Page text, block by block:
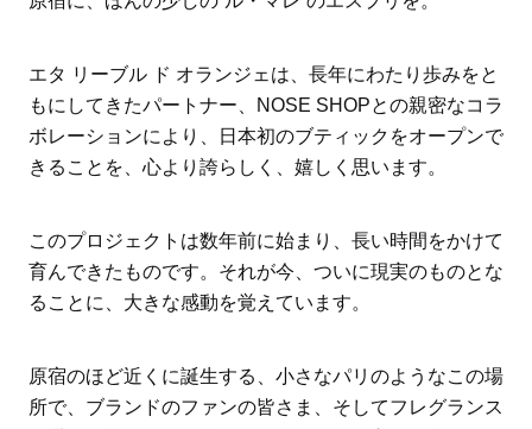
エタ リーブル ド オランジェは、長年にわたり歩みをと
もにしてきたパートナー、NOSE SHOPとの親密なコラ
ボレーションにより、日本初のブティックをオープンで
きることを、心より誇らしく、嬉しく思います。
このプロジェクトは数年前に始まり、長い時間をかけて
育んできたものです。それが今、ついに現実のものとな
ることに、大きな感動を覚えています。
原宿のほど近くに誕生する、小さなパリのようなこの場
所で、ブランドのファンの皆さま、そしてフレグランス